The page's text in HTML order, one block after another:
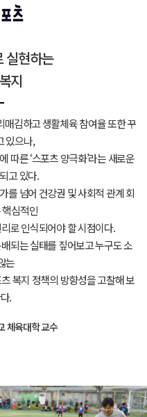
가기
기
실현하는
지
김하고 생활체육 참여율 또한 꾸
있으나,
따른 ‘스포츠 양극화’라는 새로운
고 있다.
를 넘어 건강권 및 사회적 관계 회
심적인
로 인식되어야 할 시점이다.
되는 실태를 짚어보고 누구도 소
는
복지 정책의 방향성을 고찰해 보
.
체육대학 교수